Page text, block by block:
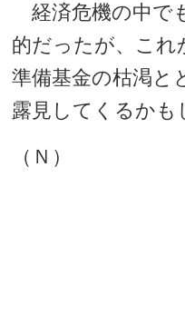
経済危機の中で
的だったが、これ
準備基金の枯渇と
露見してくるかも
（Ｎ）